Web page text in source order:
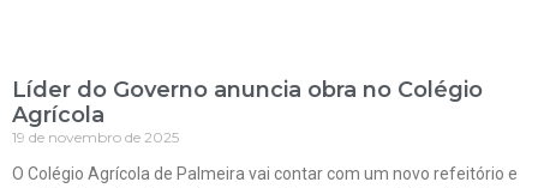
Líder do Governo anuncia obra no Colégio
Agrícola
19 de novembro de 2025
O Colégio Agrícola de Palmeira vai contar com um novo refeitório e